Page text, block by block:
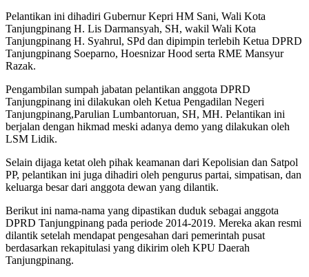
Pelantikan ini dihadiri Gubernur Kepri HM Sani, Wali Kota
Tanjungpinang H. Lis Darmansyah, SH, wakil Wali Kota
Tanjungpinang H. Syahrul, SPd dan dipimpin terlebih Ketua DPRD
Tanjungpinang Soeparno, Hoesnizar Hood serta RME Mansyur
Razak.
Pengambilan sumpah jabatan pelantikan anggota DPRD
Tanjungpinang ini dilakukan oleh Ketua Pengadilan Negeri
Tanjungpinang,Parulian Lumbantoruan, SH, MH. Pelantikan ini
berjalan dengan hikmad meski adanya demo yang dilakukan oleh
LSM Lidik.
Selain dijaga ketat oleh pihak keamanan dari Kepolisian dan Satpol
PP, pelantikan ini juga dihadiri oleh pengurus partai, simpatisan, dan
keluarga besar dari anggota dewan yang dilantik.
Berikut ini nama-nama yang dipastikan duduk sebagai anggota
DPRD Tanjungpinang pada periode 2014-2019. Mereka akan resmi
dilantik setelah mendapat pengesahan dari pemerintah pusat
berdasarkan rekapitulasi yang dikirim oleh KPU Daerah
Tanjungpinang.